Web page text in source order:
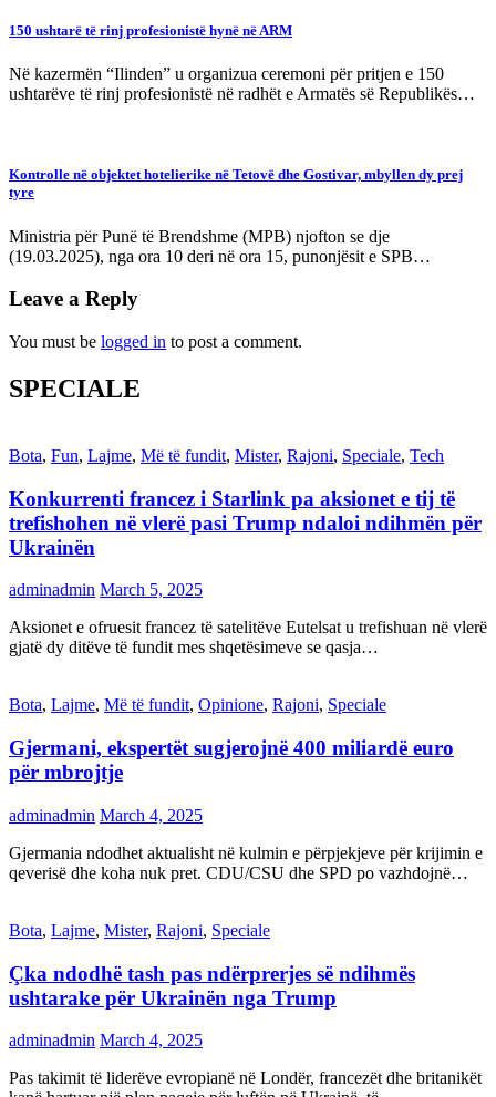
150 ushtarë të rinj profesionistë hynë në ARM
Në kazermën “Ilinden” u organizua ceremoni për pritjen e 150
ushtarëve të rinj profesionistë në radhët e Armatës së Republikës…
Kontrolle në objektet hotelierike në Tetovë dhe Gostivar, mbyllen dy prej
tyre
Ministria për Punë të Brendshme (MPB) njofton se dje
(19.03.2025), nga ora 10 deri në ora 15, punonjësit e SPB…
Leave a Reply
You must be logged in to post a comment.
SPECIALE
Bota, Fun, Lajme, Më të fundit, Mister, Rajoni, Speciale, Tech
Konkurrenti francez i Starlink pa aksionet e tij të
trefishohen në vlerë pasi Trump ndaloi ndihmën për
Ukrainën
adminadmin March 5, 2025
Aksionet e ofruesit francez të satelitëve Eutelsat u trefishuan në vlerë
gjatë dy ditëve të fundit mes shqetësimeve se qasja…
Bota, Lajme, Më të fundit, Opinione, Rajoni, Speciale
Gjermani, ekspertët sugjerojnë 400 miliardë euro
për mbrojtje
adminadmin March 4, 2025
Gjermania ndodhet aktualisht në kulmin e përpjekjeve për krijimin e
qeverisë dhe koha nuk pret. CDU/CSU dhe SPD po vazhdojnë…
Bota, Lajme, Mister, Rajoni, Speciale
Çka ndodhë tash pas ndërprerjes së ndihmës
ushtarake për Ukrainën nga Trump
adminadmin March 4, 2025
Pas takimit të liderëve evropianë në Londër, francezët dhe britanikët